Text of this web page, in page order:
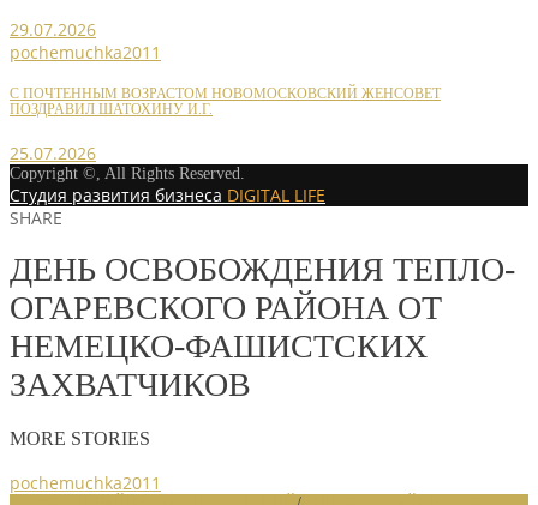
29.07.2026
pochemuchka2011
С ПОЧТЕННЫМ ВОЗРАСТОМ НОВОМОСКОВСКИЙ ЖЕНСОВЕТ
ПОЗДРАВИЛ ШАТОХИНУ И.Г.
25.07.2026
Copyright ©, All Rights Reserved.
Студия развития бизнеса DIGITAL LIFE
SHARE
ДЕНЬ ОСВОБОЖДЕНИЯ ТЕПЛО-
ОГАРЕВСКОГО РАЙОНА ОТ
НЕМЕЦКО-ФАШИСТСКИХ
ЗАХВАТЧИКОВ
MORE STORIES
pochemuchka2011